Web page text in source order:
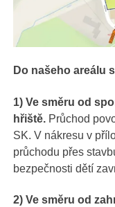
Do našeho areálu
1) Ve směru od
hřiště. Průchod
SK. V nákresu v
průchodu přes
bezpečnosti dětí
2) Ve směru od